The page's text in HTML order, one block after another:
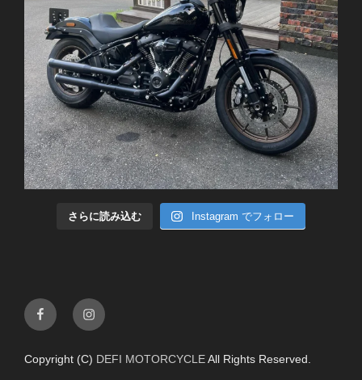
さらに読み込む Instagram でフォロー
FacebookInstagram
Copyright (C) DEFI MOTORCYCLEAll Rights Reserved.